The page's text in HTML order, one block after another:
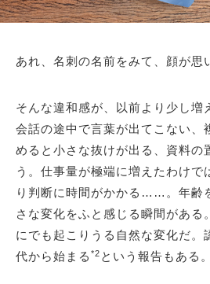
あれ、名刺の名前をみて、顔が
そんな違和感が、以前より少し増
会話の途中で言葉が出てこない、
めると小さな抜けが出る、資料の
う。仕事量が極端に増えたわけで
り判断に時間がかかる……。年齢
さな変化をふと感じる瞬間がある
にでも起こりうる自然な変化だ。
代から始まる *2 という報告もある。